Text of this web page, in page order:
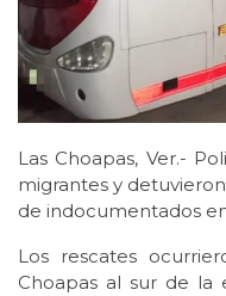
Las Choapas, Ver.-
migrantes y
de indocumentados
Los rescates
Choapas al sur de la